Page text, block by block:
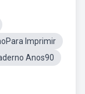
Imprimir
Anos90